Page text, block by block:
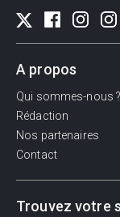
A propos
Qui sommes-nous ?
Rédaction
Nos partenaires
Contact
Trouvez votre